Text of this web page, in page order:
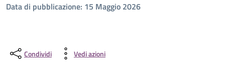
Data di pubblicazione: 15 Maggio 2026
Condividi Vedi azioni